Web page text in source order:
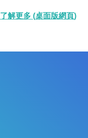
了解更多 (桌面版網頁)